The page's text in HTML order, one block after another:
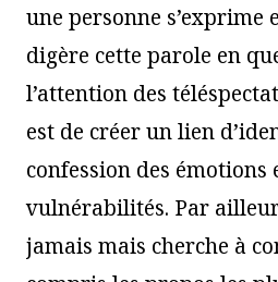
une personne s’exprime
digère cette parole en
l’attention des
est de créer un lien
confession des émotions
vulnérabilités. Par
jamais mais cherche à